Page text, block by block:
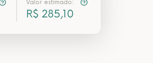
Valor estimado:
R$ 285,10